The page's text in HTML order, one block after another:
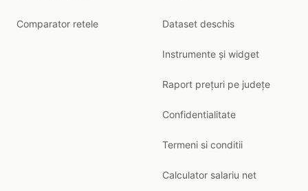
Comparator retele Dataset deschis
Instrumente și widget
Raport prețuri pe județe
Confidentialitate
Termeni si conditii
Calculator salariu net